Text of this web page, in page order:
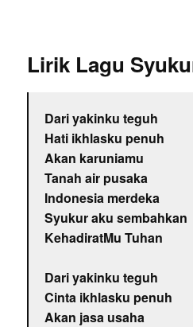
Lirik Lagu
Dari yakinku teguh
Hati ikhlasku penuh
Akan karuniamu
Tanah air pusaka
Indonesia merdeka
Syukur aku sembahkan
KehadiratMu Tuhan
Dari yakinku teguh
Cinta ikhlasku penuh
Akan jasa usaha